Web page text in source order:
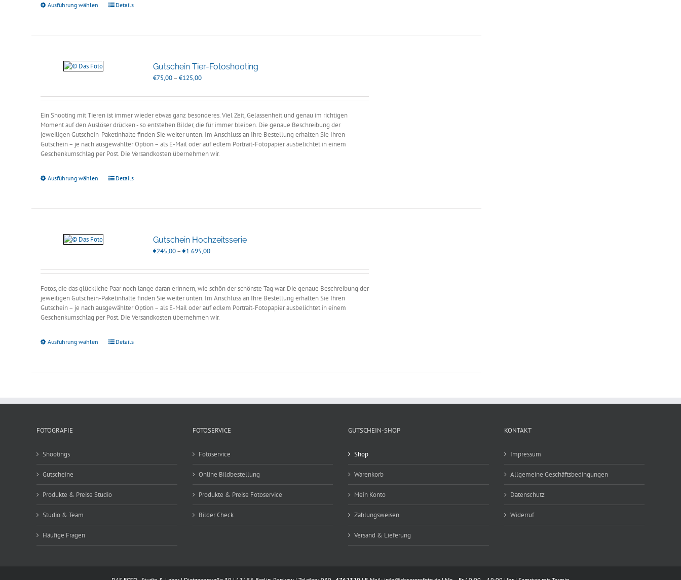
Ausführung wählen Details
Gutschein Tier-Fotoshooting
€75,00– €125,00Preisspanne:
bis
Ein Shooting mit Tieren ist immer wieder etwas ganz besonderes. Viel Zeit, Gelassenheit und genau im richtigen
Moment auf den Auslöser drücken - so entstehen Bilder, die für immer bleiben. Die genaue Beschreibung der
jeweiligen Gutschein-Paketinhalte finden Sie weiter unten. Im Anschluss an Ihre Bestellung erhalten Sie Ihren
Gutschein – je nach ausgewählter Option – als E-Mail oder auf edlem Portrait-Fotopapier ausbelichtet in einem
Geschenkumschlag per Post. Die Versandkosten übernehmen wir.
Ausführung wählen Details
Gutschein Hochzeitsserie
€245,00– €1.695,00Preisspanne:
bis
Fotos, die das glückliche Paar noch lange daran erinnern, wie schön der schönste Tag war. Die genaue Beschreibung der
jeweiligen Gutschein-Paketinhalte finden Sie weiter unten. Im Anschluss an Ihre Bestellung erhalten Sie Ihren
Gutschein – je nach ausgewählter Option – als E-Mail oder auf edlem Portrait-Fotopapier ausbelichtet in einem
Geschenkumschlag per Post. Die Versandkosten übernehmen wir.
Ausführung wählen Details
FOTOGRAFIE
Shootings
Gutscheine
Produkte & Preise Studio
Studio & Team
Häufige Fragen
FOTOSERVICE
Fotoservice
Online Bildbestellung
Produkte & Preise Fotoservice
Bilder Check
GUTSCHEIN-SHOP
Shop
Warenkorb
Mein Konto
Zahlungsweisen
Versand & Lieferung
KONTAKT
Impressum
Allgemeine Geschäftsbedingungen
Datenschutz
Widerruf